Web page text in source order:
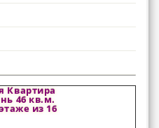
Квартира
46 кв.м.
из 16